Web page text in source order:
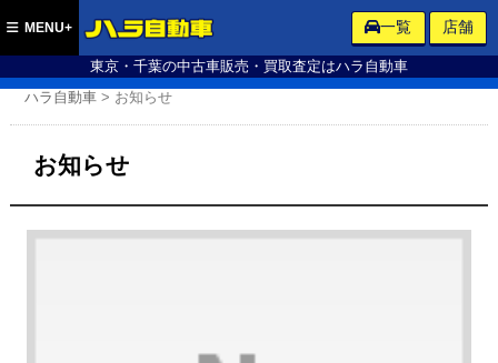
東京・千葉の中古車販売・買取査定はハラ自動車
MENU+ 一覧 店舗
ハラ自動車 > お知らせ
お知らせ